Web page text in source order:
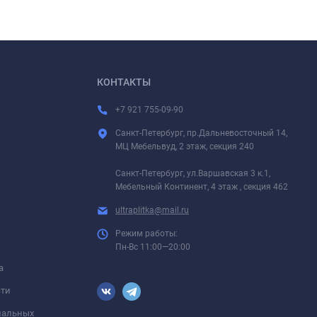
КОНТАКТЫ
+7 921 755-09-90
Санкт-Петербург, пр.Дальневосточный 14,
МЦ Мебельвуд, 2 этаж, секция 240
Санкт-Петербург, ул.Варшавская 3 к.1,
Мебельный Континент, 4 этаж , секция 462
ultraplitka@mail.ru
Режим работы:
Пн-Вс 11:00—20:00